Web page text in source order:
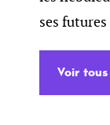
ses
Voir